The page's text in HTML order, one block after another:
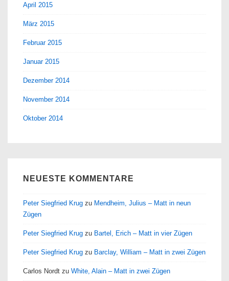
April 2015
März 2015
Februar 2015
Januar 2015
Dezember 2014
November 2014
Oktober 2014
NEUESTE KOMMENTARE
Peter Siegfried Krug zu Mendheim, Julius – Matt in neun
Zügen
Peter Siegfried Krug zu Bartel, Erich – Matt in vier Zügen
Peter Siegfried Krug zu Barclay, William – Matt in zwei Zügen
Carlos Nordt zu White, Alain – Matt in zwei Zügen